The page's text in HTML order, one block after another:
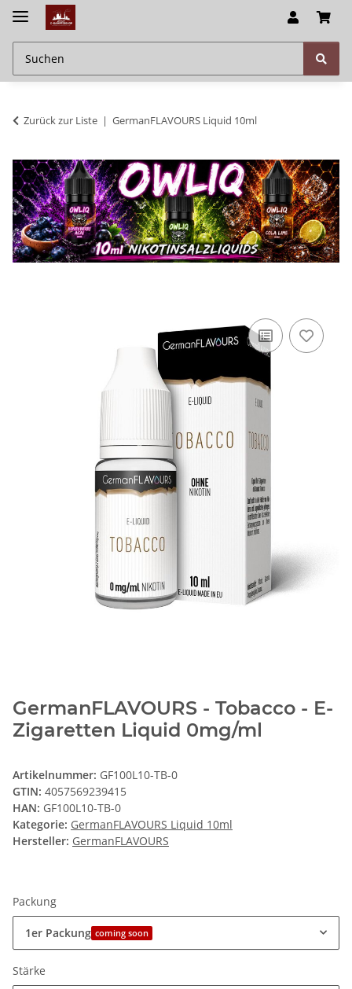
Zurück zur Liste GermanFLAVOURS Liquid 10ml
GermanFLAVOURS - Tobacco - E-
Zigaretten Liquid 0mg/ml
Artikelnummer: GF100L10-TB-0
GTIN: 4057569239415
HAN: GF100L10-TB-0
Kategorie: GermanFLAVOURS Liquid 10ml
Hersteller: GermanFLAVOURS
Packung
1er Packung coming soon
Stärke